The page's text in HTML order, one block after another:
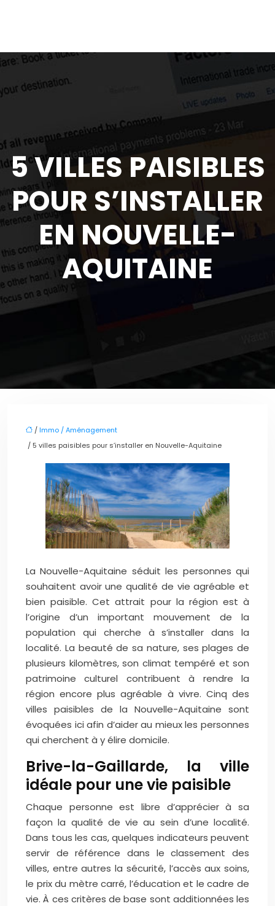
5 VILLES PAISIBLES
POUR S’INSTALLER
EN NOUVELLE-
AQUITAINE
/Immo / Aménagement
/ 5 villes paisibles pour s’installer en Nouvelle-Aquitaine
La Nouvelle-Aquitaine séduit les personnes qui
souhaitent avoir une qualité de vie agréable et
bien paisible. Cet attrait pour la région est à
l’origine d’un important mouvement de la
population qui cherche à s’installer dans la
localité. La beauté de sa nature, ses plages de
plusieurs kilomètres, son climat tempéré et son
patrimoine culturel contribuent à rendre la
région encore plus agréable à vivre. Cinq des
villes paisibles de la Nouvelle-Aquitaine sont
évoquées ici afin d’aider au mieux les personnes
qui cherchent à y élire domicile.
Brive-la-Gaillarde, la ville
idéale pour une vie paisible
Chaque personne est libre d’apprécier à sa
façon la qualité de vie au sein d’une localité.
Dans tous les cas, quelques indicateurs peuvent
servir de référence dans le classement des
villes, entre autres la sécurité, l’accès aux soins,
le prix du mètre carré, l’éducation et le cadre de
vie. À ces critères de base sont additionnées les